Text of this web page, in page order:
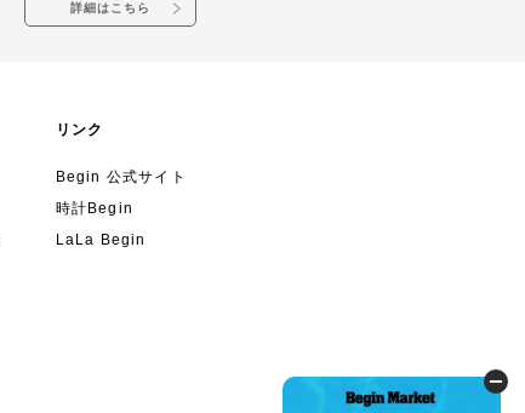
詳細はこちら
リンク
Begin 公式サイト
時計Begin
LaLa Begin